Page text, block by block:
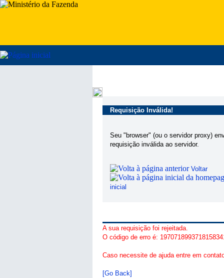
Requisição Inválida!
Seu "browser" (ou o servidor proxy)
requisição inválida ao servidor.
Voltar
inicial
A sua requisição foi rejeitada.
O código de erro é:
Caso necessite de ajuda entre em
[Go Back]